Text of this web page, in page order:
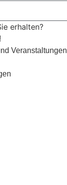
erhalten?
Veranstaltungen